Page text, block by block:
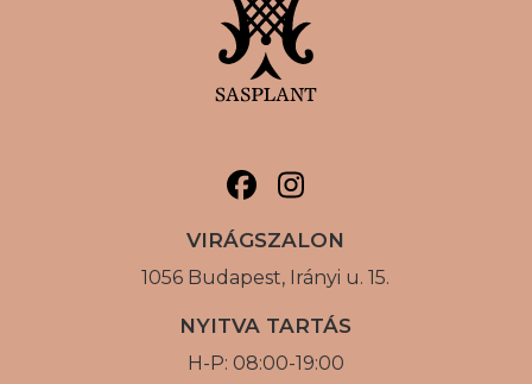
VIRÁGSZALON
1056 Budapest, Irányi u. 15.
NYITVA TARTÁS
H-P: 08:00-19:00